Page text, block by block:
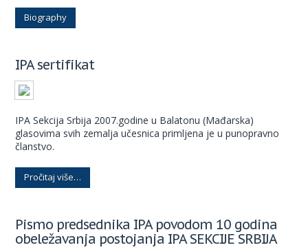
Biography
IPA sertifikat
IPA Sekcija Srbija 2007.godine u Balatonu (Mađarska)
glasovima svih zemalja učesnica primljena je u punopravno
članstvo.
Pročitaj više…
Pismo predsednika IPA povodom 10 godina
obeležavanja postojanja IPA SEKCIJE SRBIJA